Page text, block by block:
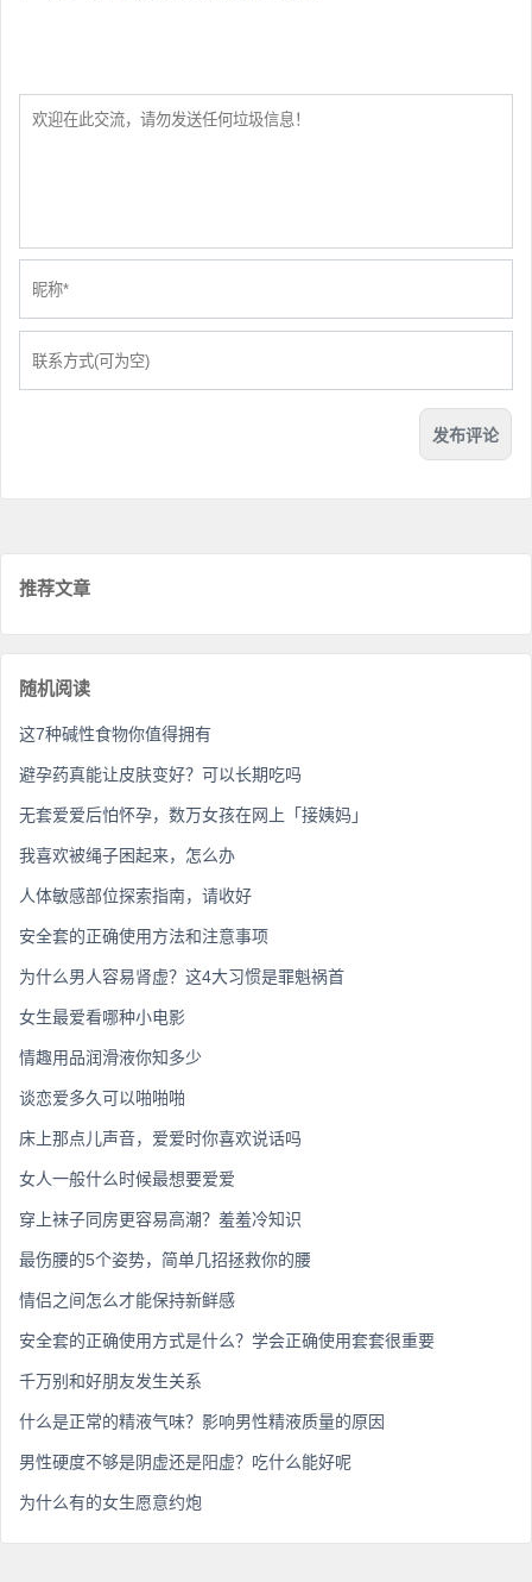
推荐文章
随机阅读
这7种碱性食物你值得拥有
避孕药真能让皮肤变好？可以长期吃吗
无套爱爱后怕怀孕，数万女孩在网上「接姨妈」
我喜欢被绳子困起来，怎么办
人体敏感部位探索指南，请收好
安全套的正确使用方法和注意事项
为什么男人容易肾虚？这4大习惯是罪魁祸首
女生最爱看哪种小电影
情趣用品润滑液你知多少
谈恋爱多久可以啪啪啪
床上那点儿声音，爱爱时你喜欢说话吗
女人一般什么时候最想要爱爱
穿上袜子同房更容易高潮？羞羞冷知识
最伤腰的5个姿势，简单几招拯救你的腰
情侣之间怎么才能保持新鲜感
安全套的正确使用方式是什么？学会正确使用套套很重要
千万别和好朋友发生关系
什么是正常的精液气味？影响男性精液质量的原因
男性硬度不够是阴虚还是阳虚？吃什么能好呢
为什么有的女生愿意约炮